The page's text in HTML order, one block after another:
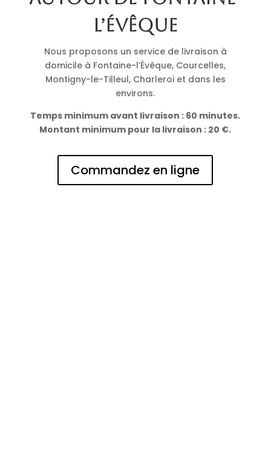
l’Évêque
Nous proposons un service de livraison à
domicile à Fontaine-l’Évêque, Courcelles,
Montigny-le-Tilleul, Charleroi et dans les
environs.
Temps minimum avant livraison : 60 minutes.
Montant minimum pour la livraison : 20 €.
Commandez en ligne